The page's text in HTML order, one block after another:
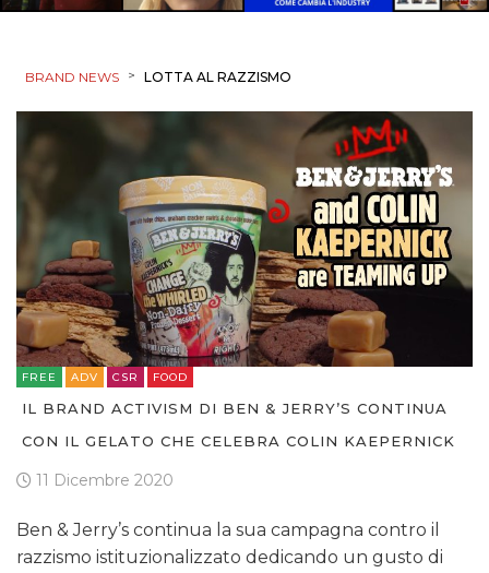
OPINIONI
BRAND NEWS > LOTTA AL RAZZISMO
FREE ADV CSR FOOD
IL BRAND ACTIVISM DI BEN & JERRY’S CONTINUA
CON IL GELATO CHE CELEBRA COLIN KAEPERNICK
11 Dicembre 2020
Ben & Jerry’s continua la sua campagna contro il
razzismo istituzionalizzato dedicando un gusto di